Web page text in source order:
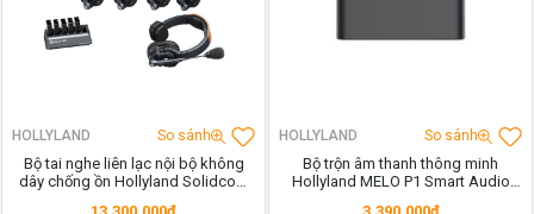
HOLLYLAND So sánh
Bộ tai nghe liên lạc nội bộ không
dây chống ồn Hollyland Solidcom
HOLLYLAND So sánh
Bộ trộn âm thanh thông minh
Hollyland MELO P1 Smart Audio